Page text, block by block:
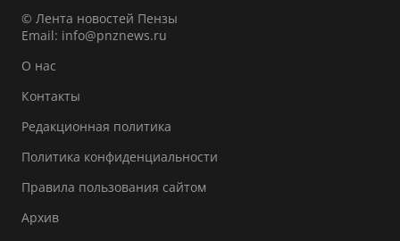
© Лента новостей Пензы
Email: info@pnznews.ru
О нас
Контакты
Редакционная политика
Политика конфиденциальности
Правила пользования сайтом
Архив